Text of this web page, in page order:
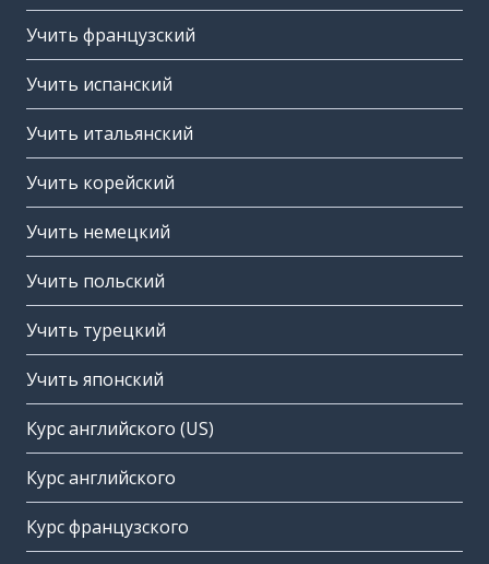
Учить французский
Учить испанский
Учить итальянский
Учить корейский
Учить немецкий
Учить польский
Учить турецкий
Учить японский
Курс английского (US)
Курс английского
Курс французского